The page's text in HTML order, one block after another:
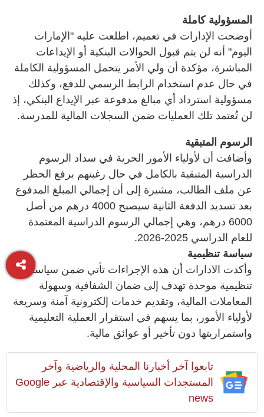
المسؤولية كاملة
أوضحت الإدارات في تعميم، اطلعت عليه "الإمارات
اليوم" أنه لن يتم قبول الحوالات البنكية أو الإيداعات
المباشرة، مؤكدة أن ولي الأمر يتحمل المسؤولية الكاملة
في حال عدم استخدام الرابط الرسمي للدفع، وكذلك
مسؤولية استرداد أي مبالغ مدفوعة عبر الإيداع البنكي، إذ
لن تُعتمد تلك العمليات ضمن السجلات المالية للمدرسة.
الرسوم المتبقية
وأضافت أن لأولياء الأمور الحرية في سداد الرسوم
الدراسية المتبقية بالكامل في حال رغبتهم برفع الحظر
عن ملف الطالب، مشيرة إلى أن إجمالي المبلغ المدفوع
بعد تسديد الدفعة الثانية سيصبح 4000 درهم من أصل
6000 درهم، وهي إجمالي الرسوم الدراسية المعتمدة
للعام الدراسي 2025-2026.
سياسة تنظيمية
وأكدت الادارات أن هذه الإجراءات تأتي ضمن سياسة
تنظيمية موحدة تهدف إلى ضمان الشفافية وسهولة
المعاملات المالية، وتقديم خدمات إلكترونية آمنة وسريعة
لأولياء الأمور، بما يسهم في استقرار العملية التعليمية
واستمراريتها دون تأخير أو عوائق مالية.
تابعوا آخر أخبارنا المحلية والرياضية وآخر
المستجدات السياسية والإقتصادية عبر Google
news